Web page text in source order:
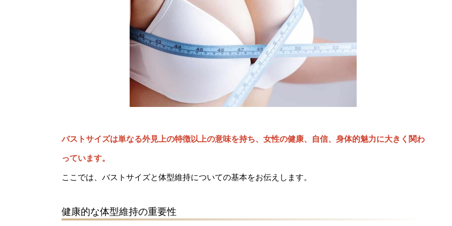
バストサイズは単なる外見上の特徴以上の意味を持ち、女性の健康、自信、身体的魅力に大きく関わ
っています。
ここでは、バストサイズと体型維持についての基本をお伝えします。
健康的な体型維持の重要性